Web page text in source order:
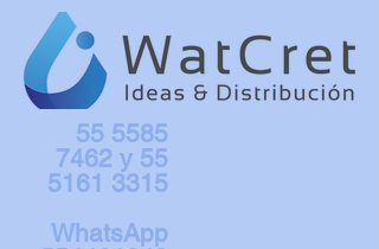
55 5585
7462 y 55
5161 3315
WhatsApp